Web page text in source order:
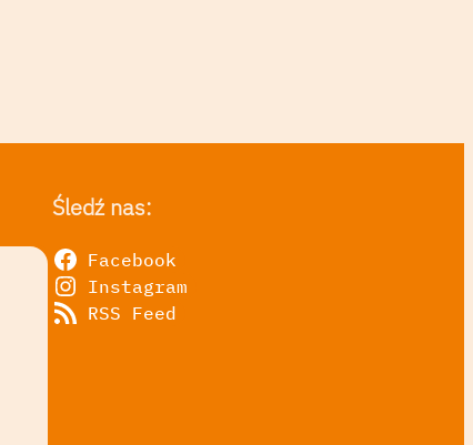
Śledź nas:
Facebook
Instagram
RSS Feed